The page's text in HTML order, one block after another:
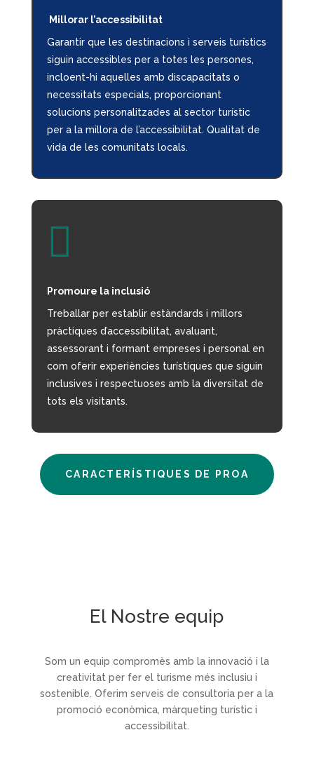
Millorar l’accessibilitat
Garantir que les destinacions i serveis turístics
siguin accessibles per a totes les persones,
incloent-hi aquelles amb discapacitats o
necessitats especials, proporcionant
solucions personalitzades al sector turístic
per a la millora de l’accessibilitat. Qualitatde
vida de les comunitats locals.

Promoure la inclusió
Treballar per establir estàndards i millors
pràctiques d’accessibilitat, avaluant,
assessorant i formant empreses i personal en
com oferir experiències turístiques que siguin
inclusives i respectuoses amb la diversitat de
tots els visitants.
CARACTERÍSTIQUES DE PROA
El Nostre equip
Som un equip compromès amb la innovació i la
creativitat per fer el turisme més inclusiu i
sostenible. Oferim serveis de consultoria per a la
promoció econòmica, màrqueting turístic i
accessibilitat.